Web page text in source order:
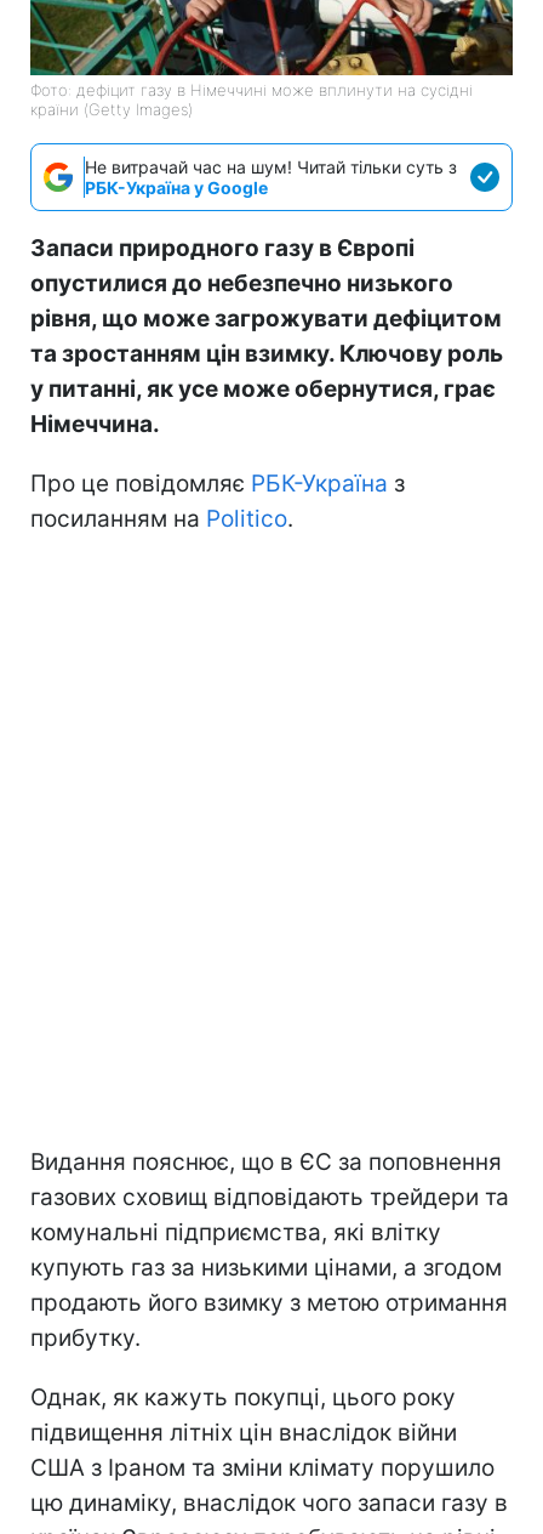
Фото: дефіцит газу в Німеччині може вплинути на сусідні
країни (Getty Images)
Не витрачай час на шум! Читай тільки суть з
РБК-Україна у Google
Запаси природного газу в Європі
опустилися до небезпечно низького
рівня, що може загрожувати дефіцитом
та зростанням цін взимку. Ключову роль
у питанні, як усе може обернутися, грає
Німеччина.
Про це повідомляє РБК-Україна з
посиланням на Politico.
Видання пояснює, що в ЄС за поповнення
газових сховищ відповідають трейдери та
комунальні підприємства, які влітку
купують газ за низькими цінами, а згодом
продають його взимку з метою отримання
прибутку.
Однак, як кажуть покупці, цього року
підвищення літніх цін внаслідок війни
США з Іраном та зміни клімату порушило
цю динаміку, внаслідок чого запаси газу в